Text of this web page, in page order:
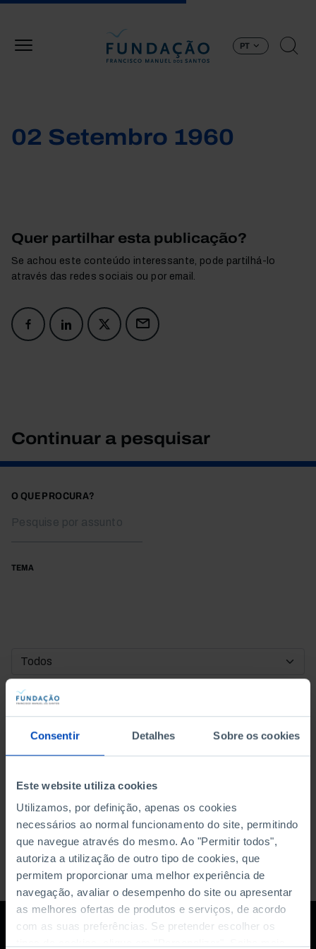
Consentir Detalhes Sobre os cookies
Este website utiliza cookies
Utilizamos, por definição, apenas os cookies
necessários ao normal funcionamento do site, permitindo
que navegue através do mesmo. Ao "Permitir todos",
autoriza a utilização de outro tipo de cookies, que
permitem proporcionar uma melhor experiência de
navegação, avaliar o desempenho do site ou apresentar
as melhores ofertas de produtos e serviços, de acordo
com as suas preferências. Se pretender escolher os
PT
02 Setembro 1960
Quer partilhar esta publicação?
Se achou este conteúdo interessante, pode partilhá-lo
através das redes sociais ou por email.
Continuar a pesquisar
O QUE PROCURA?
TEMA
DATA DE INÍCIO
DATA DE FIM